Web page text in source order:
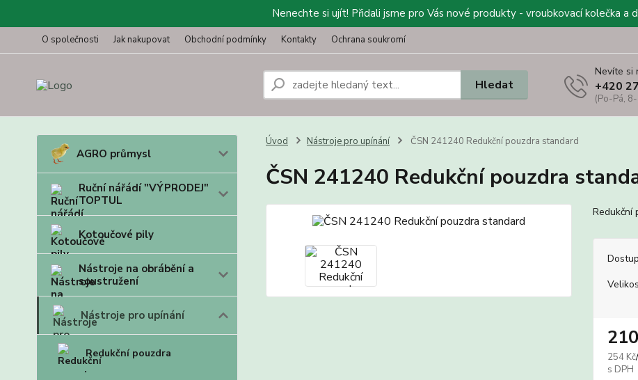
Nenechte si ujít! Přidali jsme pro Vás nové produkty - vroubkovací kolečka a
O společnosti Jak nakupovat Obchodní podmínky Kontakty Ochrana soukromí
Hledat
Nevíte si
+420
(Po-Pá,
AGRO průmysl
Ruční nářádí "VÝPRODEJ"
TOPTUL
Kotoučové pily
Nástroje na obrábění a
soustružení
Nástroje pro upínání
Redukční pouzdra
Úvod Nástroje pro upínání ČSN 241240 Redukční pouzdra standard
ČSN 241240 Redukční pouzdra
Redukční
254 Kč/